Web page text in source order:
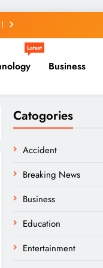
Latest
Business
Catogories
Accident
Breaking News
Business
Education
Entertainment